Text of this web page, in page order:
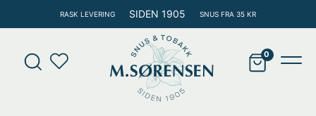
rett
innholdet
RASK LEVERING SIDEN 1905 SNUS FRA 35 KR
Products
search